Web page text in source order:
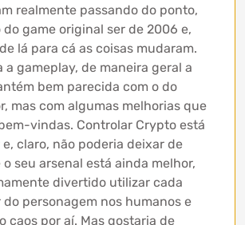
realmente passando do ponto,
do game original ser de 2006 e,
lá para cá as coisas mudaram.
a gameplay, de maneira geral a
bem parecida com o do
mas com algumas melhorias que
vindas. Controlar Crypto está
claro, não poderia deixar de
seu arsenal está ainda melhor,
divertido utilizar cada
do personagem nos humanos e
caos por aí. Mas gostaria de